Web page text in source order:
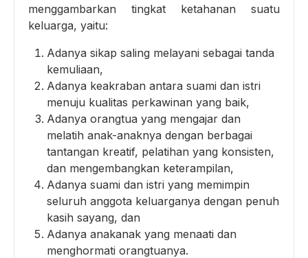
menggambarkan tingkat ketahanan suatu
keluarga, yaitu:
Adanya sikap saling melayani sebagai tanda
kemuliaan,
Adanya keakraban antara suami dan istri
menuju kualitas perkawinan yang baik,
Adanya orangtua yang mengajar dan
melatih anak-anaknya dengan berbagai
tantangan kreatif, pelatihan yang konsisten,
dan mengembangkan keterampilan,
Adanya suami dan istri yang memimpin
seluruh anggota keluarganya dengan penuh
kasih sayang, dan
Adanya anakanak yang menaati dan
menghormati orangtuanya.